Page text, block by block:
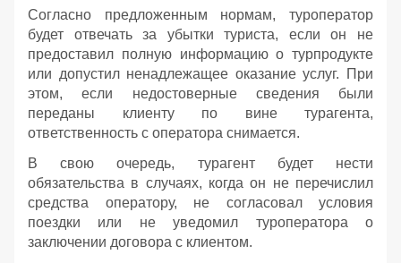
Согласно предложенным нормам, туроператор
будет отвечать за убытки туриста, если он не
предоставил полную информацию о турпродукте
или допустил ненадлежащее оказание услуг. При
этом, если недостоверные сведения были
переданы клиенту по вине турагента,
ответственность с оператора снимается.
В свою очередь, турагент будет нести
обязательства в случаях, когда он не перечислил
средства оператору, не согласовал условия
поездки или не уведомил туроператора о
заключении договора с клиентом.